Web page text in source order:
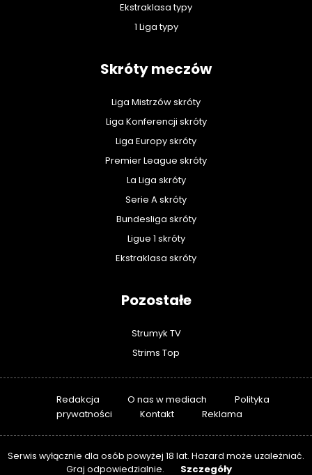
Ekstraklasa typy
1 Liga typy
Skróty meczów
Liga Mistrzów skróty
Liga Konferencji skróty
Liga Europy skróty
Premier League skróty
La Liga skróty
Serie A skróty
Bundesliga skróty
Ligue 1 skróty
Ekstraklasa skróty
Pozostałe
Strumyk TV
Strims Top
Redakcja O nas w mediach
Polityka
prywatności
Kontakt Reklama
Serwis wyłącznie dla osób powyżej 18 lat. Hazard może uzależniać.
Graj odpowiedzialnie.
Szczegóły